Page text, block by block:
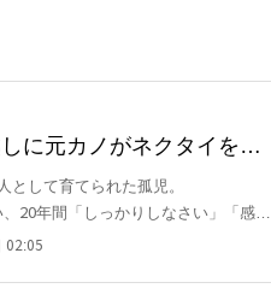
に元カノがネクタイを直
と電撃結婚
して育てられた孤児。
20年間「しっかりしなさい」「感謝
02:05